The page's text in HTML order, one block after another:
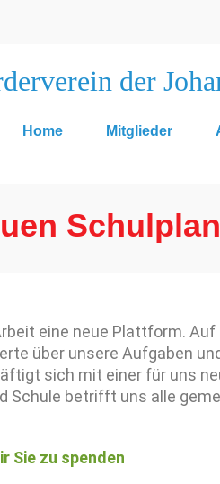
der
Home Mitglieder
eine neue Plattform. Auf
über unsere Aufgaben
sich mit einer für uns
Schule betrifft uns alle
Sie zu spenden